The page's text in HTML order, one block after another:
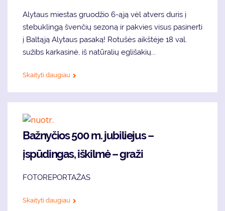
Alytaus miestas gruodžio 6-ąją vėl atvers duris į
stebuklingą švenčių sezoną ir pakvies visus pasinerti
į Baltąją Alytaus pasaką! Rotušės aikštėje 18 val.
sužibs karkasinė, iš natūralių eglišakių...
Skaityti daugiau
Bažnyčios 500 m. jubiliejus –
įspūdingas, iškilmė – graži
FOTOREPORTAŽAS
Skaityti daugiau